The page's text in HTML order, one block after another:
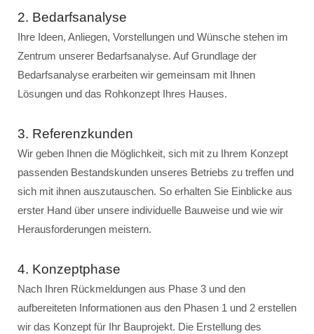
2. Bedarfsanalyse
Ihre Ideen, Anliegen, Vorstellungen und Wünsche stehen im
Zentrum unserer Bedarfsanalyse. Auf Grundlage der
Bedarfsanalyse erarbeiten wir gemeinsam mit Ihnen
Lösungen und das Rohkonzept Ihres Hauses.
3. Referenzkunden
Wir geben Ihnen die Möglichkeit, sich mit zu Ihrem Konzept
passenden Bestandskunden unseres Betriebs zu treffen und
sich mit ihnen auszutauschen. So erhalten Sie Einblicke aus
erster Hand über unsere individuelle Bauweise und wie wir
Herausforderungen meistern.
4. Konzeptphase
Nach Ihren Rückmeldungen aus Phase 3 und den
aufbereiteten Informationen aus den Phasen 1 und 2 erstellen
wir das Konzept für Ihr Bauprojekt. Die Erstellung des